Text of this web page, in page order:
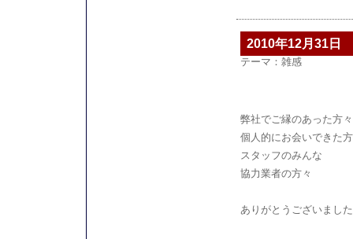
2010年12月31日
テーマ： 雑感
弊社でご縁のあった方々
個人的にお会いできた
スタッフのみんな
協力業者の方々
ありがとうございまし